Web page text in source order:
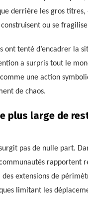
derrière les gros titres,
ou se
ont tenté d’encadrer la
a surpris tout le
une action
de chaos.
plus large de
pas de nulle part.
rapportent
des extensions de
limitant les